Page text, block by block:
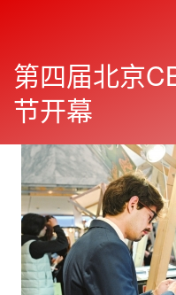
朝阳报
2026年04月17日
第四届北京
节开幕
上一篇 下一篇